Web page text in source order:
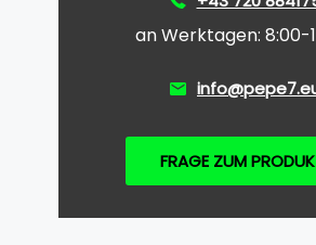
an Werktagen: 8:00-
FRAGE ZUM